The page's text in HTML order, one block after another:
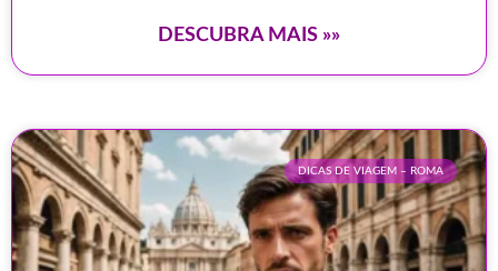
DESCUBRA MAIS »»
DICAS DE VIAGEM – ROMA